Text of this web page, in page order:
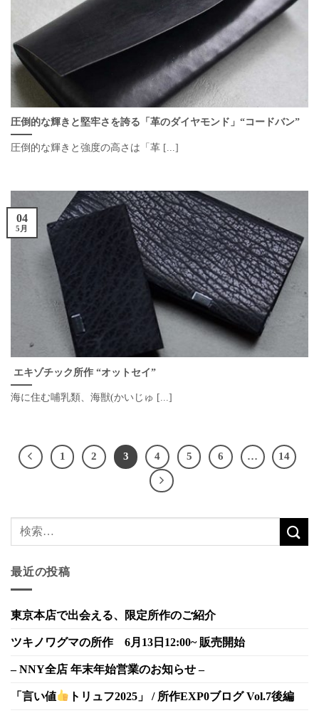
圧倒的な輝きと堅牢さを誇る「革のダイヤモンド」“コードバン”
圧倒的な輝きと強度の高さは「革 [...]
エキゾチック所作 “オットセイ”
海に住む哺乳類、海獣(かいじゅ [...]
04
5月
1 2 3 4 5 6 … 14
最近の投稿
東京本店で出会える、限定所作のご紹介
ツキノワグマの所作 6月13日12:00~ 販売開始
– NNY全店 年末年始営業のお知らせ –
「言い値 トリュフ2025」 / 所作EXP0ブログ Vol.7後編